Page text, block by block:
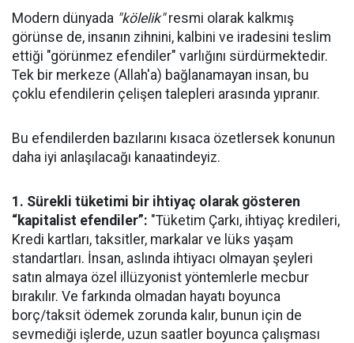
Modern dünyada "kölelik"resmi olarak kalkmış
görünse de, insanın zihnini, kalbini ve iradesini teslim
ettiği "görünmez efendiler" varlığını sürdürmektedir.
Tek bir merkeze (Allah'a) bağlanamayan insan, bu
çoklu efendilerin çelişen talepleri arasında yıpranır.
Bu efendilerden bazılarını kısaca özetlersek konunun
daha iyi anlaşılacağı kanaatindeyiz.
1. Sürekli tüketimi bir ihtiyaç olarak gösteren
“kapitalist efendiler”: "Tüketim Çarkı, ihtiyaç kredileri,
Kredi kartları, taksitler, markalar ve lüks yaşam
standartları. İnsan, aslında ihtiyacı olmayan şeyleri
satın almaya özel illüzyonist yöntemlerle mecbur
bırakılır. Ve farkında olmadan hayatı boyunca
borç/taksit ödemek zorunda kalır, bunun için de
sevmediği işlerde, uzun saatler boyunca çalışması